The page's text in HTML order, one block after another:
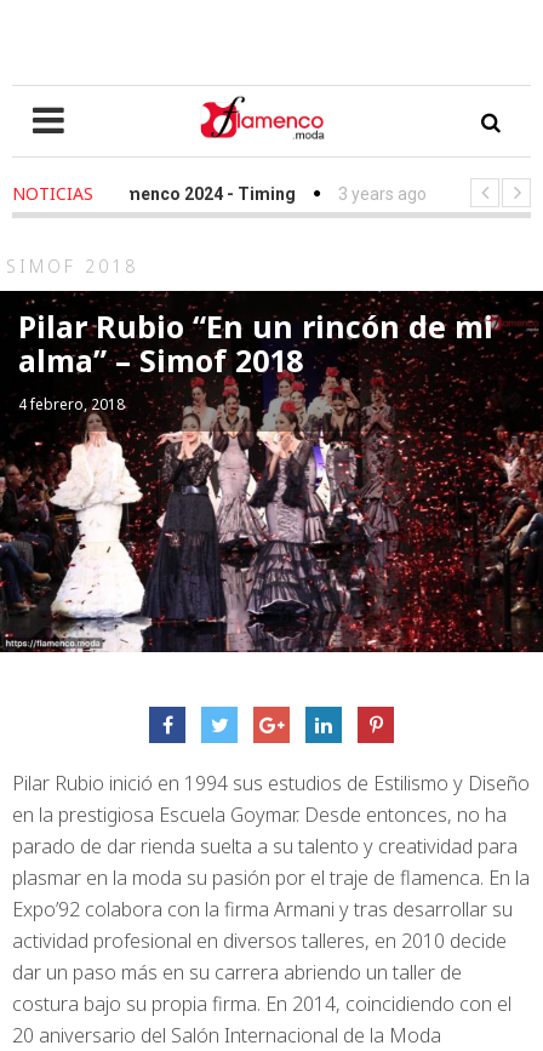
NOTICIAS2024 - Timing 3 years ago - Simof 2023 - Timing
SIMOF 2018
Pilar Rubio “En un rincón de mi
alma” – Simof 2018
4 febrero, 2018
Pilar Rubio inició en 1994 sus estudios de Estilismo y Diseño
en la prestigiosa Escuela Goymar. Desde entonces, no ha
parado de dar rienda suelta a su talento y creatividad para
plasmar en la moda su pasión por el traje de flamenca. En la
Expo’92 colabora con la firma Armani y tras desarrollar su
actividad profesional en diversos talleres, en 2010 decide
dar un paso más en su carrera abriendo un taller de
costura bajo su propia firma. En 2014, coincidiendo con el
20 aniversario del Salón Internacional de la Moda